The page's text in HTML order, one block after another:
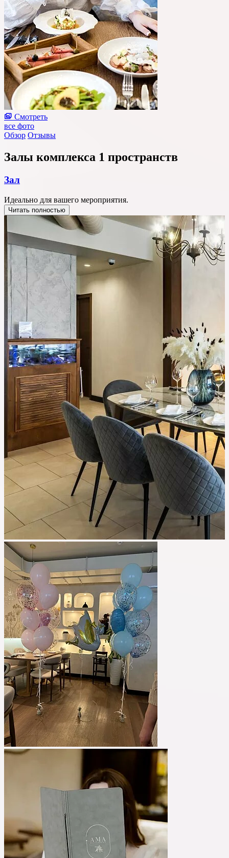
Смотреть
все фото
Обзор Отзывы
Залы комплекса 1 пространств
Зал
Идеально для вашего мероприятия.
Читать полностью